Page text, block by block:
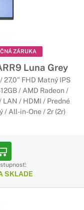
All-in-
v prevedení
dizajnu
no zároveň sú
úloh.
tomu je ideálny pre
ZÁRUKA
Luna Grey
27,0" FHD Matný IPS
/ AMD Radeon /
LAN / HDMI / Predné
/ All-in-One / 2r (2r)
SKLADE